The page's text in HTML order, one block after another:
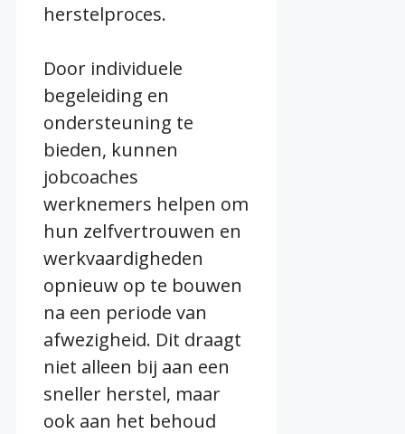
herstelproces.
Door individuele
begeleiding en
ondersteuning te
bieden, kunnen
jobcoaches
werknemers helpen om
hun zelfvertrouwen en
werkvaardigheden
opnieuw op te bouwen
na een periode van
afwezigheid. Dit draagt
niet alleen bij aan een
sneller herstel, maar
ook aan het behoud